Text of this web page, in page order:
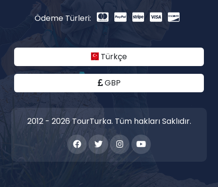
Ödeme Türleri:
Türkçe
GBP
2012 - 2026 TourTurka. Tüm hakları Saklıdır.